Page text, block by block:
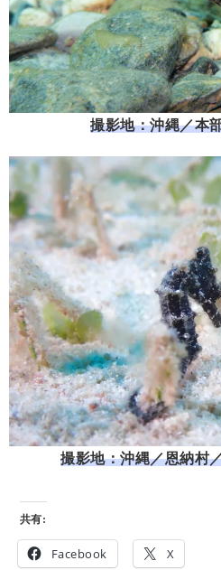
撮影地：沖縄／本
撮影地：沖縄／恩納村
共有:
Facebook X